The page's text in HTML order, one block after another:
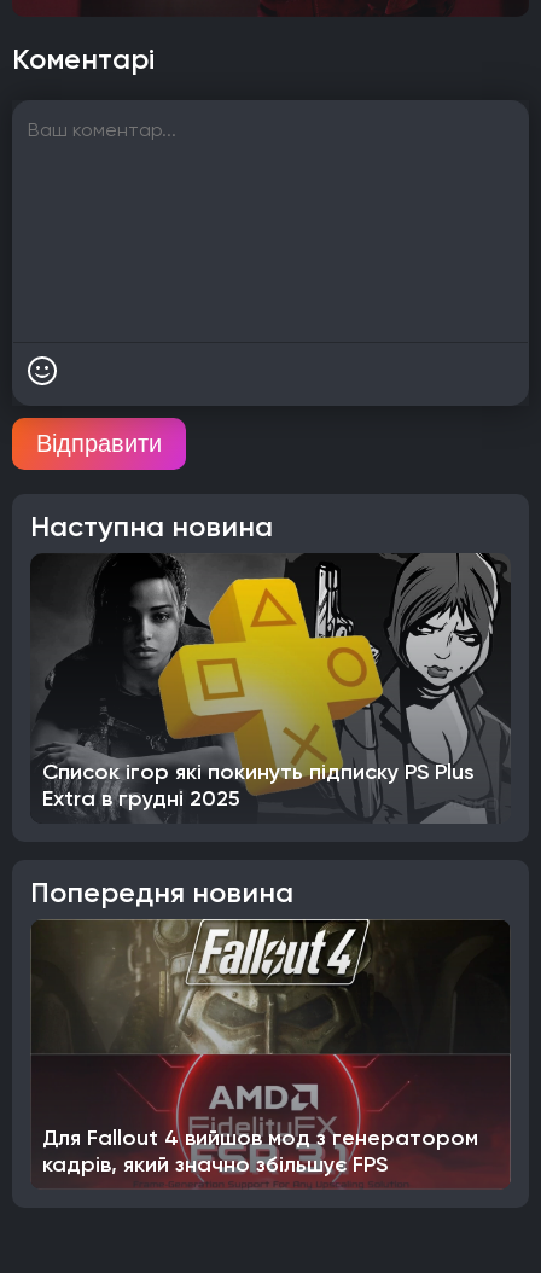
Коментарі
Відправити
Наступна новина
Список ігор які покинуть підписку PS Plus
Extra в грудні 2025
Попередня новина
Для Fallout 4 вийшов мод з генератором
кадрів, який значно збільшує FPS